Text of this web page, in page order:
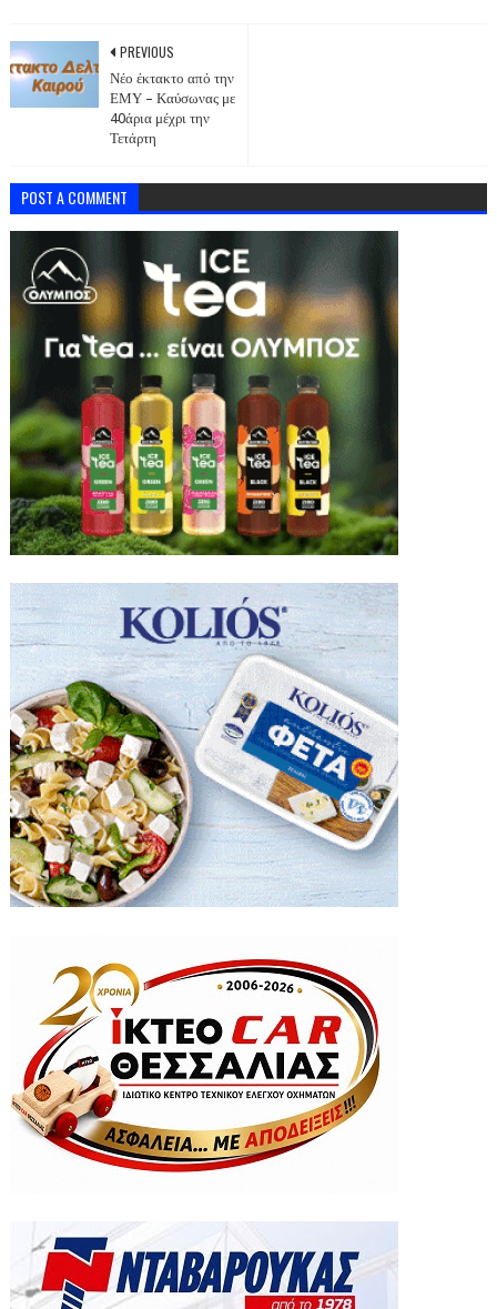
PREVIOUS
Νέο έκτακτο από την
ΕΜΥ – Καύσωνας με
40άρια μέχρι την
Τετάρτη
POST A COMMENT